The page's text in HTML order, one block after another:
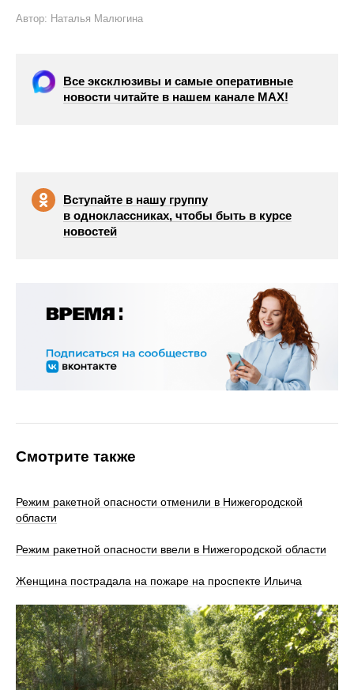
Автор: Наталья Малюгина
Все эксклюзивы и самые оперативные
новости читайте в нашем канале МАХ!
Вступайте в нашу группу
в одноклассниках, чтобы быть в курсе
новостей
Смотрите также
Режим ракетной опасности отменили в Нижегородской
области
Режим ракетной опасности ввели в Нижегородской области
Женщина пострадала на пожаре на проспекте Ильича